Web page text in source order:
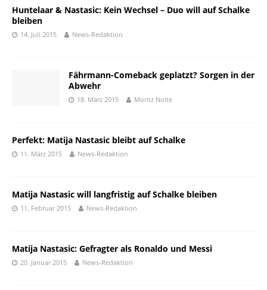
Huntelaar & Nastasic: Kein Wechsel – Duo will auf Schalke
bleiben
14. Juli 2015 News-Redaktion
Fährmann-Comeback geplatzt? Sorgen in der
Abwehr
18. März 2015 Moritz Nolte
Perfekt: Matija Nastasic bleibt auf Schalke
11. März 2015 News-Redaktion
Matija Nastasic will langfristig auf Schalke bleiben
11. Februar 2015 News-Redaktion
Matija Nastasic: Gefragter als Ronaldo und Messi
20. Januar 2015 News-Redaktion